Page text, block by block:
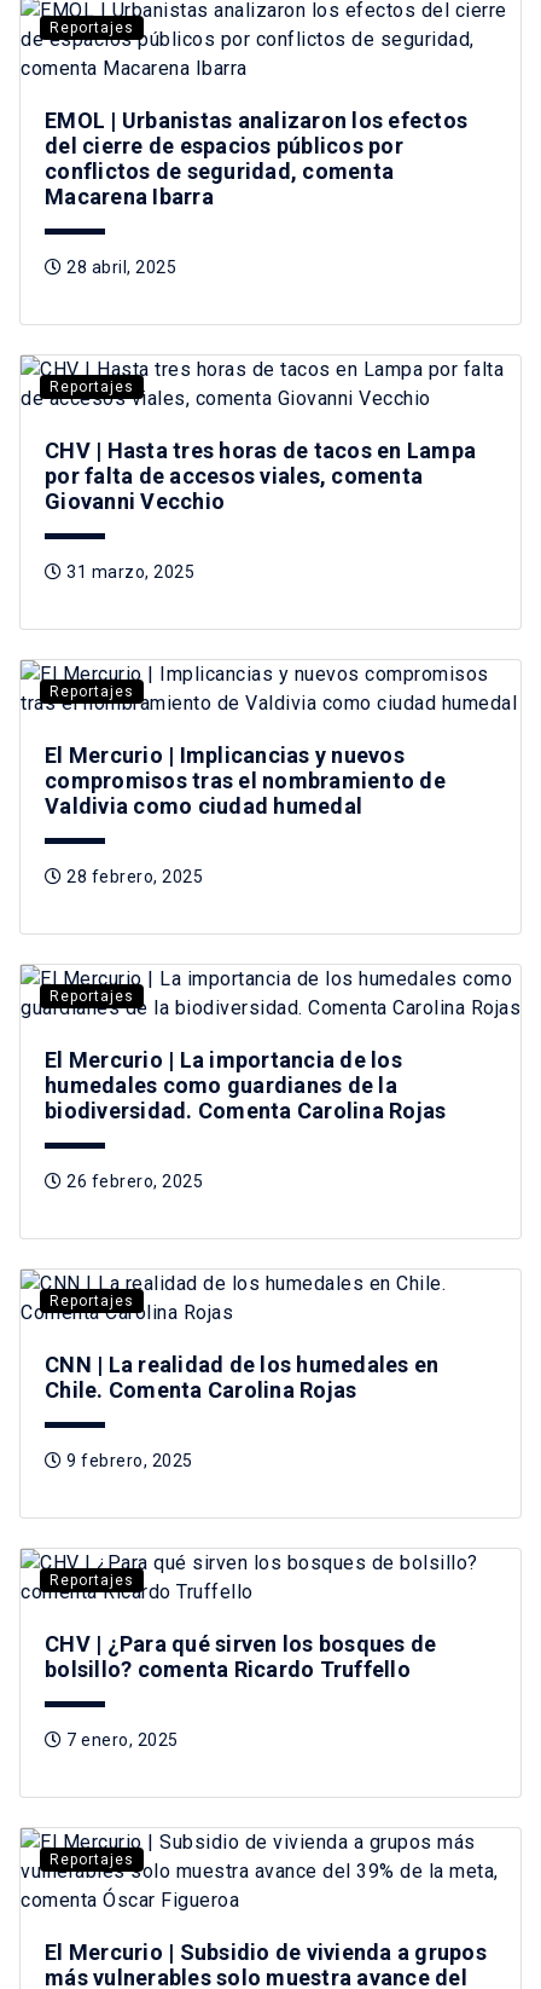
Reportajes
EMOL | Urbanistas analizaron los efectos
del cierre de espacios públicos por
conflictos de seguridad, comenta
Macarena Ibarra
28 abril, 2025
Reportajes
CHV | Hasta tres horas de tacos en Lampa
por falta de accesos viales, comenta
Giovanni Vecchio
31 marzo, 2025
Reportajes
El Mercurio | Implicancias y nuevos
compromisos tras el nombramiento de
Valdivia como ciudad humedal
28 febrero, 2025
Reportajes
El Mercurio | La importancia de los
humedales como guardianes de la
biodiversidad. Comenta Carolina Rojas
26 febrero, 2025
Reportajes
CNN | La realidad de los humedales en
Chile. Comenta Carolina Rojas
9 febrero, 2025
Reportajes
CHV | ¿Para qué sirven los bosques de
bolsillo? comenta Ricardo Truffello
7 enero, 2025
Reportajes
El Mercurio | Subsidio de vivienda a grupos
más vulnerables solo muestra avance del